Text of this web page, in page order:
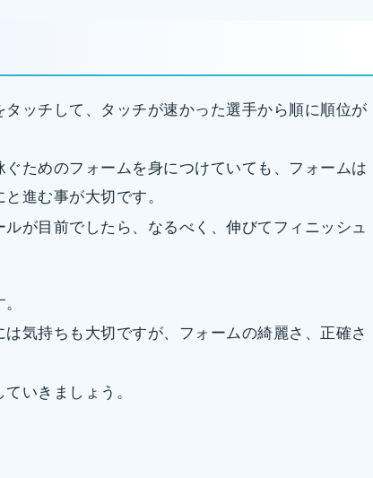
ッチして、タッチが速かった選手から順に順位が
ためのフォームを身につけていても、フォームは
進む事が大切です。
が目前でしたら、なるべく、伸びてフィニッシュ
気持ちも大切ですが、フォームの綺麗さ、正確さ
いきましょう。